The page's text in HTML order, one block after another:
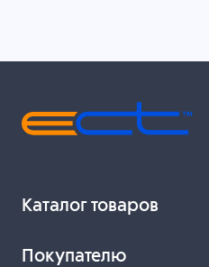
Каталог товаров
Покупателю